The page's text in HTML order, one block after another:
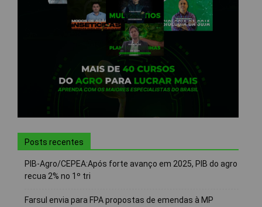
Posts recentes
PIB-Agro/CEPEA:Após forte avanço em 2025, PIB do agro
recua 2% no 1º tri
Farsul envia para FPA propostas de emendas à MP